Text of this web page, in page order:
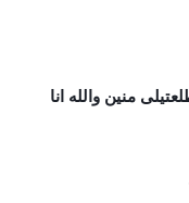
منين والله انا